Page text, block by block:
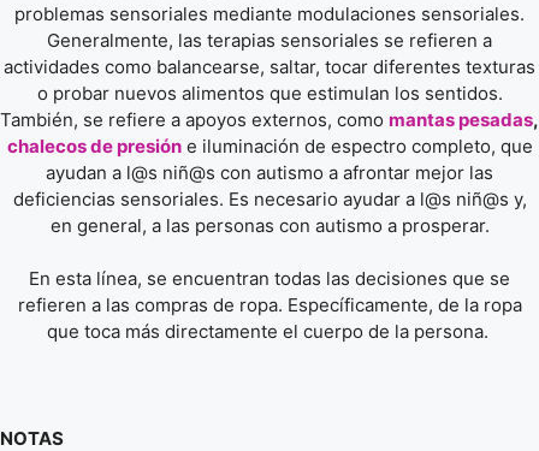
problemas sensoriales mediante modulaciones sensoriales.
Generalmente, las terapias sensoriales se refieren a
actividades como balancearse, saltar, tocar diferentes texturas
o probar nuevos alimentos que estimulan los sentidos.
También, se refiere a apoyos externos, como mantas pesadas,
chalecos de presióne iluminación de espectro completo, que
ayudan a l@s niñ@s con autismo a afrontar mejor las
deficiencias sensoriales. Es necesario ayudar a l@s niñ@s y,
en general, a las personas con autismo a prosperar.
En esta línea, se encuentran todas las decisiones que se
refieren a las compras de ropa. Específicamente, de la ropa
que toca más directamente el cuerpo de la persona.
NOTAS